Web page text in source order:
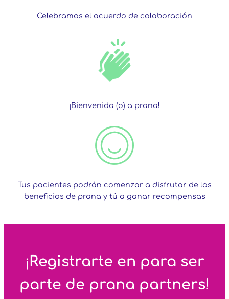
Celebramos el acuerdo de colaboración
¡Bienvenida (o) a prana!
Tus pacientes podrán comenzar a disfrutar de los
beneficios de prana y tú a ganar recompensas
¡Registrarte en para ser
parte de prana partners!